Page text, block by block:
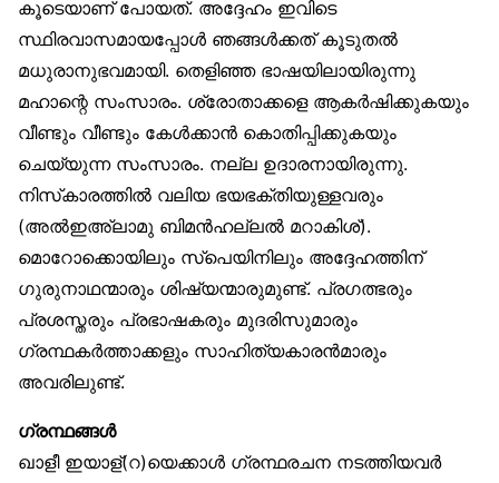
കൂടെയാണ് പോയത്. അദ്ദേഹം ഇവിടെ
സ്ഥിരവാസമായപ്പോൾ ഞങ്ങൾക്കത് കൂടുതൽ
മധുരാനുഭവമായി. തെളിഞ്ഞ ഭാഷയിലായിരുന്നു
മഹാന്റെ സംസാരം. ശ്രോതാക്കളെ ആകർഷിക്കുകയും
വീണ്ടും വീണ്ടും കേൾക്കാൻ കൊതിപ്പിക്കുകയും
ചെയ്യുന്ന സംസാരം. നല്ല ഉദാരനായിരുന്നു.
നിസ്‌കാരത്തിൽ വലിയ ഭയഭക്തിയുള്ളവരും
(അൽഇഅ്‌ലാമു ബിമൻഹല്ലൽ മറാകിശ്).
മൊറോക്കൊയിലും സ്‌പെയിനിലും അദ്ദേഹത്തിന്
ഗുരുനാഥന്മാരും ശിഷ്യന്മാരുമുണ്ട്. പ്രഗത്ഭരും
പ്രശസ്തരും പ്രഭാഷകരും മുദരിസുമാരും
ഗ്രന്ഥകർത്താക്കളും സാഹിത്യകാരൻമാരും
അവരിലുണ്ട്.
ഗ്രന്ഥങ്ങൾ
ഖാളീ ഇയാള്(റ)യെക്കാൾ ഗ്രന്ഥരചന നടത്തിയവർ